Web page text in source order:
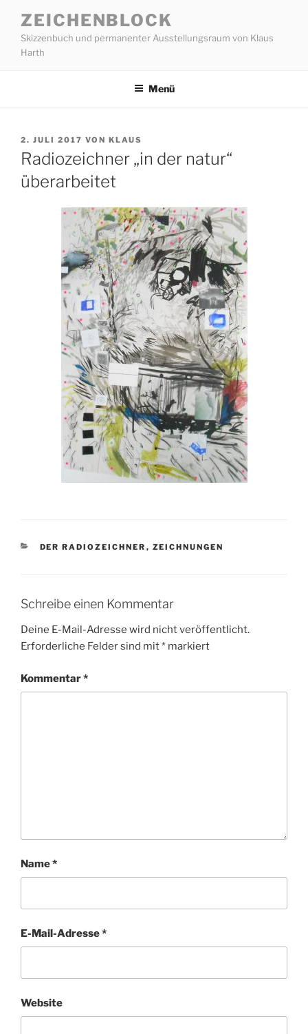
Inhalt
springen
ZEICHENBLOCK
Skizzenbuch und permanenter Ausstellungsraum von Klaus
Harth
Menü
VERÖFFENTLICHT
AM
2. JULI 2017 VON KLAUS
Radiozeichner „in der natur“
überarbeitet
KATEGORIEN
DER RADIOZEICHNER , ZEICHNUNGEN
Schreibe einen Kommentar
Deine E-Mail-Adresse wird nicht veröffentlicht.
Erforderliche Felder sind mit* markiert
Kommentar*
Name*
E-Mail-Adresse*
Website